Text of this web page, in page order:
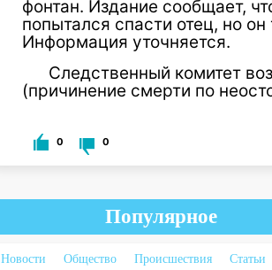
фонтан. Издание сообщает,
попытался спасти отец, но
Информация уточняется.
Следственный комитет
(причинение смерти по
0 0
Популярное
Новости Общество Происшествия
Статьи